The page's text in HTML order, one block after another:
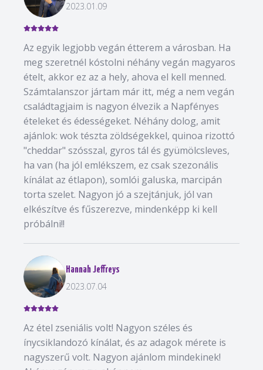
2023.01.09
Az egyik legjobb vegán étterem a városban. Ha
meg szeretnél kóstolni néhány vegán magyaros
ételt, akkor ez az a hely, ahova el kell menned.
Számtalanszor jártam már itt, még a nem vegán
családtagjaim is nagyon élvezik a Napfényes
ételeket és édességeket. Néhány dolog, amit
ajánlok: wok tészta zöldségekkel, quinoa rizottó
"cheddar" szósszal, gyros tál és gyümölcsleves,
ha van (ha jól emlékszem, ez csak szezonális
kínálat az étlapon), somlói galuska, marcipán
torta szelet. Nagyon jó a szejtánjuk, jól van
elkészítve és fűszerezve, mindenképp ki kell
próbálni!!
Hannah Jeffreys
2023.07.04
Az étel zseniális volt! Nagyon széles és
ínycsiklandozó kínálat, és az adagok mérete is
nagyszerű volt. Nagyon ajánlom mindekinek!